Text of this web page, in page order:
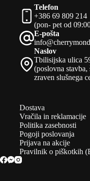
Telefon
+386 69 809 214
(pon- pet od
E-pošta
Naslov
Tbilisijska ulica
(poslovna
zraven slušnega
Dostava
Vračila in reklamacije
Politika zasebnosti
Pogoji poslovanja
Prijava na akcije
Pravilnik o piškotkih